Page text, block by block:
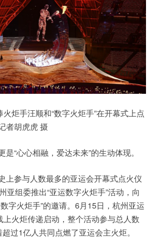
炬手汪顺和“数字火炬手”在开幕式上点
者胡虎虎 摄
“心心相融，爱达未来”的生动体现。
上参与人数最多的亚运会开幕式点火仪
亚组委推出“亚运数字火炬手”活动，向
字火炬手”的邀请。6月15日，杭州亚运
火炬传递启动，整个活动参与总人数
过1亿人共同点燃了亚运会主火炬。